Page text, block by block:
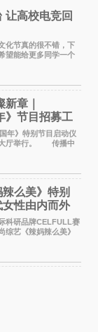
让高校电竞回
节真的很不错，下
望能给更多同学一个
威高校电竞文化节
后，仍有不少高校电
章｜
》节目招募工
》特别节目启动仪
大厅举行。 传播中
国风艺术，打造高规
盛典，是璀璨中国年
么美》特别
性由内而外
研品牌CELFULL赛
综艺《辣妈辣么美》
仪倾情参与，向广大
张，寄语当代女性在